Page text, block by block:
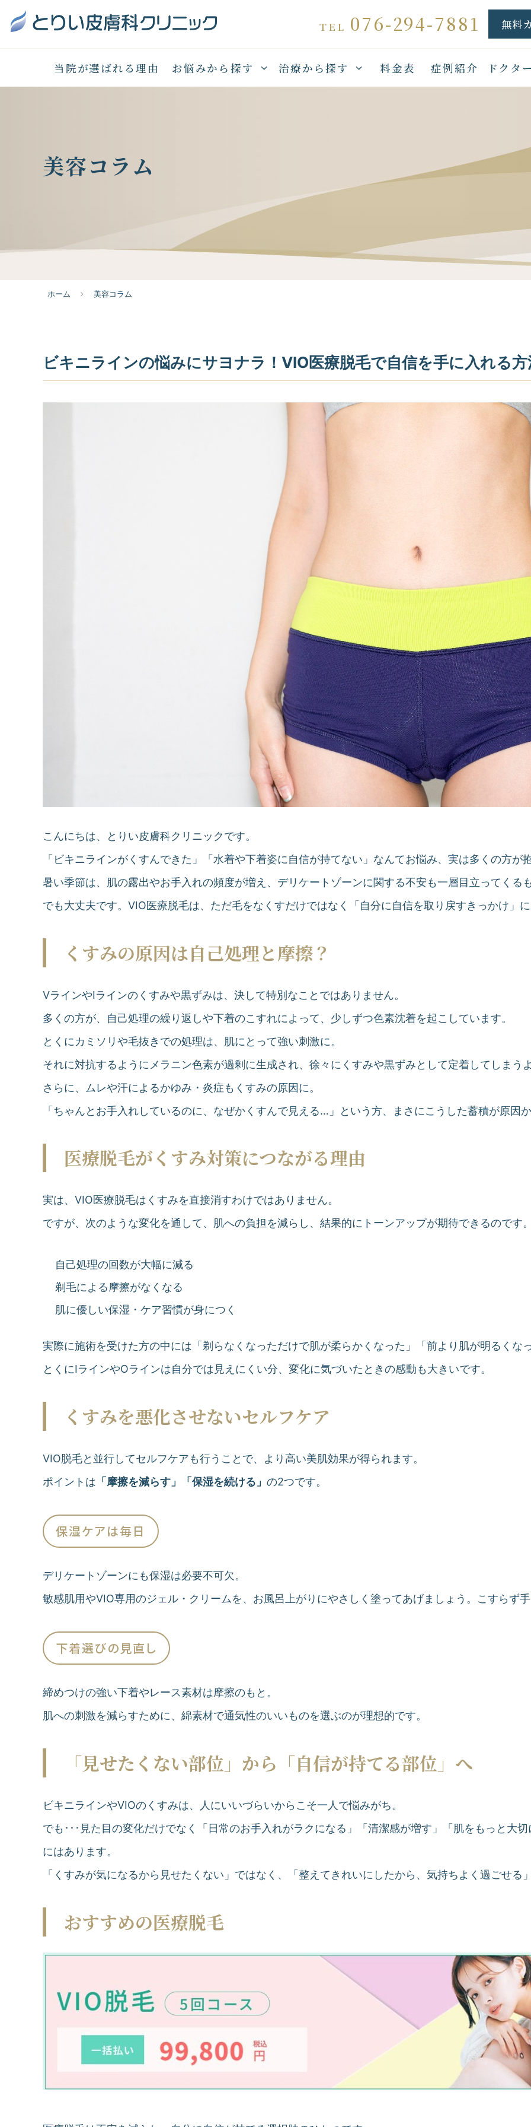
TEL 076-294-7881 無料
当院が選ばれる理由 お悩みから探す 治療から探す 料金表 症例紹介 ドクタ
美容コラム
ホーム 美容コラム
ビキニラインの悩みにサヨナラ！VIO医療脱毛で自信を手に入れる方
こんにちは、とりい皮膚科クリニックです。
「ビキニラインがくすんできた」「水着や下着姿に自信が持てない」なんてお悩み、実は多くの方が
暑い季節は、肌の露出やお手入れの頻度が増え、デリケートゾーンに関する不安も一層目立ってくるも
でも大丈夫です。VIO医療脱毛は、ただ毛をなくすだけではなく「自分に自信を取り戻すきっかけ」に
くすみの原因は自己処理と摩擦？
VラインやIラインのくすみや黒ずみは、決して特別なことではありません。
多くの方が、自己処理の繰り返しや下着のこすれによって、少しずつ色素沈着を起こしています。
とくにカミソリや毛抜きでの処理は、肌にとって強い刺激に。
それに対抗するようにメラニン色素が過剰に生成され、徐々にくすみや黒ずみとして定着してしまうよ
さらに、ムレや汗によるかゆみ・炎症もくすみの原因に。
「ちゃんとお手入れしているのに、なぜかくすんで見える…」という方、まさにこうした蓄積が原因か
医療脱毛がくすみ対策につながる理由
実は、VIO医療脱毛はくすみを直接消すわけではありません。
ですが、次のような変化を通して、肌への負担を減らし、結果的にトーンアップが期待できるのです。
自己処理の回数が大幅に減る
剃毛による摩擦がなくなる
肌に優しい保湿・ケア習慣が身につく
実際に施術を受けた方の中には「剃らなくなっただけで肌が柔らかくなった」「前より肌が明るくな
とくにIラインやOラインは自分では見えにくい分、変化に気づいたときの感動も大きいです。
くすみを悪化させないセルフケア
VIO脱毛と並行してセルフケアも行うことで、より高い美肌効果が得られます。
ポイントは 「摩擦を減らす」「保湿を続ける」 の2つです。
保湿ケアは毎日
デリケートゾーンにも保湿は必要不可欠。
敏感肌用やVIO専用のジェル・クリームを、お風呂上がりにやさしく塗ってあげましょう。こすらず
下着選びの見直し
締めつけの強い下着やレース素材は摩擦のもと。
肌への刺激を減らすために、綿素材で通気性のいいものを選ぶのが理想的です。
「見せたくない部位」から「自信が持てる部位」へ
ビキニラインやVIOのくすみは、人にいいづらいからこそ一人で悩みがち。
でも･･･見た目の変化だけでなく「日常のお手入れがラクになる」「清潔感が増す」「肌をもっと大
にはあります。
「くすみが気になるから見せたくない」ではなく、「整えてきれいにしたから、気持ちよく過ごせる
おすすめの医療脱毛